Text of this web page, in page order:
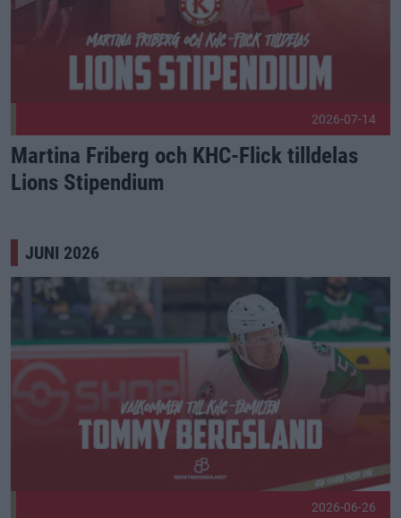
2026-07-14
Martina Friberg och KHC-Flick tilldelas
Lions Stipendium
JUNI 2026
Välkommen, Tommy! Publicerad 2026-06-26
2026-06-26